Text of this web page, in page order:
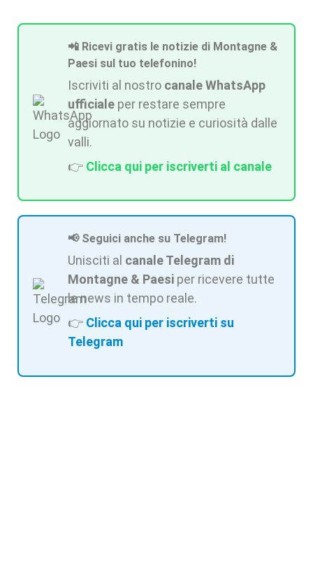
📲 Ricevi gratis le notizie di Montagne &
Paesi sul tuo telefonino!
Iscriviti al nostro canale WhatsApp
ufficiale per restare sempre
aggiornato su notizie e curiosità dalle
valli.
👉 Clicca qui per iscriverti al canale
📢 Seguici anche su Telegram!
Unisciti al canale Telegram di
Montagne & Paesi per ricevere tutte
le news in tempo reale.
👉 Clicca qui per iscriverti su
Telegram